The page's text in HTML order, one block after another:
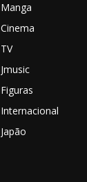
Manga
Cinema
TV
Jmusic
Figuras
Internacional
Japão